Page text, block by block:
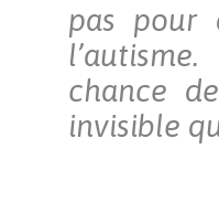
pas pour
chance
invisible